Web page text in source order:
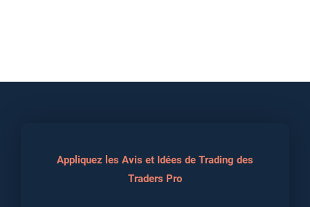
Appliquez les Avis et Idées de Trading des
Traders Pro